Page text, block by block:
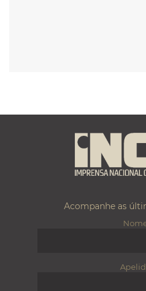
Acompanhe as